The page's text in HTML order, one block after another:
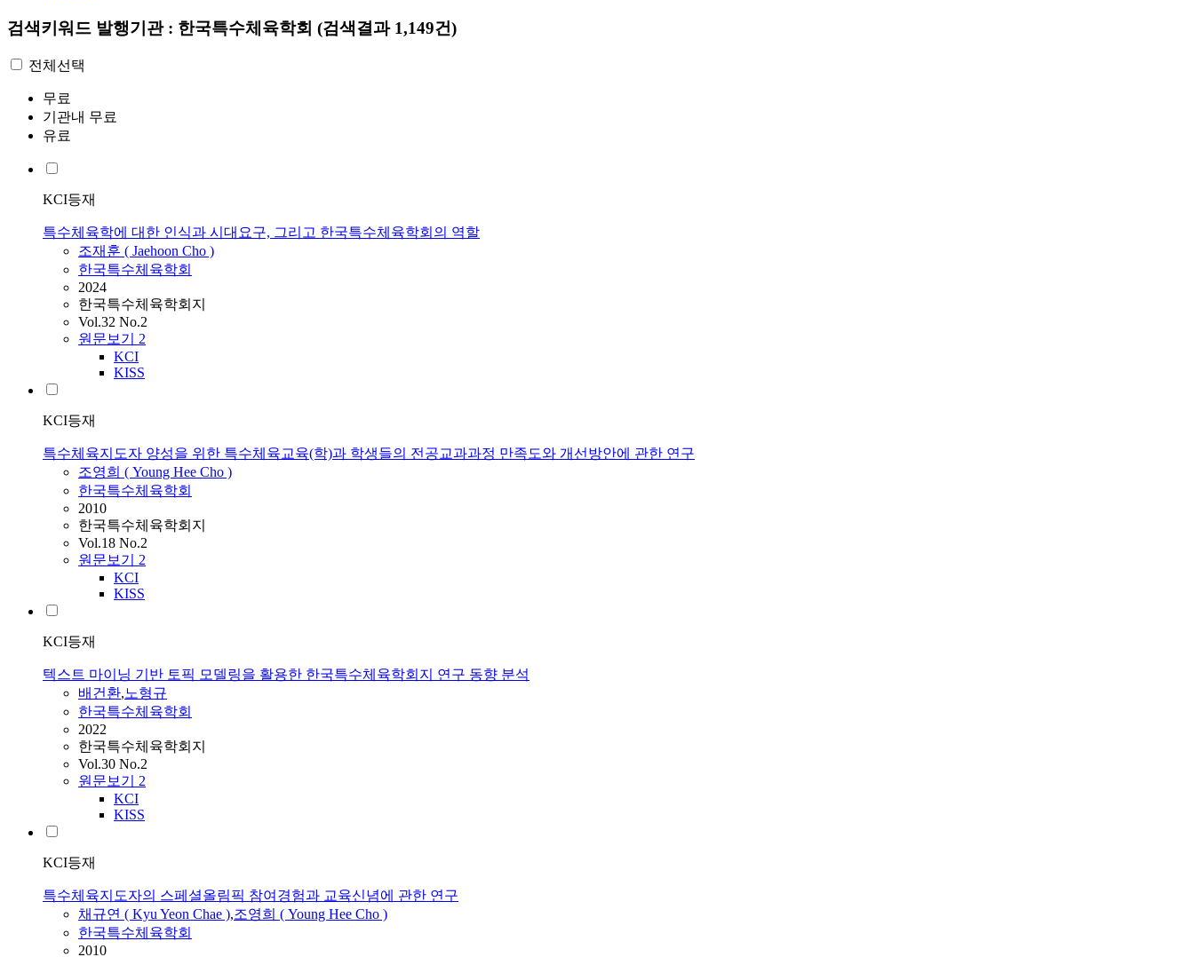
검색키워드 발행기관 : 한국특수체육학회 (검색결과 1,149건)
전체선택
무료
기관내 무료
유료
KCI등재
특수체육학에 대한 인식과 시대요구, 그리고 한국특수체육학회의 역할
조재훈 ( Jaehoon Cho )
한국특수체육학회
2024
한국특수체육학회지
Vol.32 No.2
원문보기 2
KCI
KISS
KCI등재
특수체육지도자 양성을 위한 특수체육교육(학)과 학생들의 전공교과과정 만족도와 개선방안에 관한 연구
조영희 ( Young Hee Cho )
한국특수체육학회
2010
한국특수체육학회지
Vol.18 No.2
원문보기 2
KCI
KISS
KCI등재
텍스트 마이닝 기반 토픽 모델링을 활용한 한국특수체육학회지 연구 동향 분석
배건환,노형규
한국특수체육학회
2022
한국특수체육학회지
Vol.30 No.2
원문보기 2
KCI
KISS
KCI등재
특수체육지도자의 스페셜올림픽 참여경험과 교육신념에 관한 연구
채규연 ( Kyu Yeon Chae ),조영희 ( Young Hee Cho )
한국특수체육학회
2010